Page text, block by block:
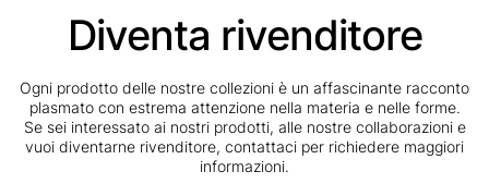
Diventa rivenditore
Ogni prodotto delle nostre collezioni è un affascinante racconto
plasmato con estrema attenzione nella materia e nelle forme.
Se sei interessato ai nostri prodotti, alle nostre collaborazioni e
vuoi diventarne rivenditore, contattaci per richiedere maggiori
informazioni.